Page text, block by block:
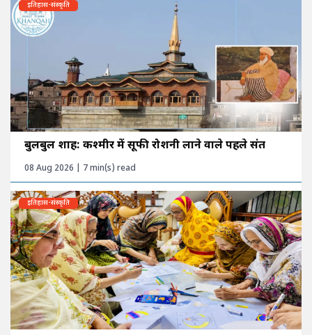
इतिहास-संस्कृति
बुलबुल शाह: कश्मीर में सूफी रोशनी लाने वाले पहले संत
08 Aug 2026 | 7 min(s) read
इतिहास-संस्कृति